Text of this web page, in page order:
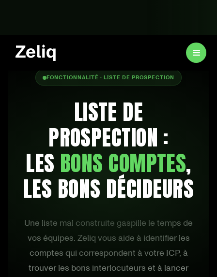
FONCTIONNALITÉ · LISTE DE PROSPECTION
LISTE DE
PROSPECTION :
LES BONS COMPTES,
LES BONS DÉCIDEURS
Une liste mal construite gaspille le temps de
vos équipes. Zeliq vous aide à identifier les
comptes qui correspondent à votre ICP, à
trouver les bons interlocuteurs et à lancer